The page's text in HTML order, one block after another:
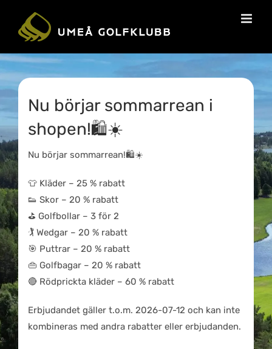
Nu börjar sommarrean i
shopen!🛍️☀️
Nu börjar sommarrean!🛍️☀️
👕 Kläder – 25 % rabatt
👟 Skor – 20 % rabatt
⛳ Golfbollar – 3 för 2
🏌️ Wedgar – 20 % rabatt
🎯 Puttrar – 20 % rabatt
👜 Golfbagar – 20 % rabatt
🔴 Rödprickta kläder – 60 % rabatt
Erbjudandet gäller t.o.m. 2026-07-12 och kan inte
kombineras med andra rabatter eller erbjudanden.